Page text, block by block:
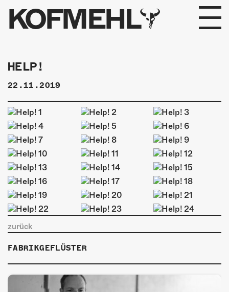
KOFMEHL
PROGRAMM
FABRIKGEFLÜSTER
GALERIE
FOTOGALERIE
PHOTOMAT
INFOS
KONTAKT
ÜBER UNS
GÖNNEREI
SHOP
HELP!
22.11.2019
zurück
FABRIKGEFLÜSTER